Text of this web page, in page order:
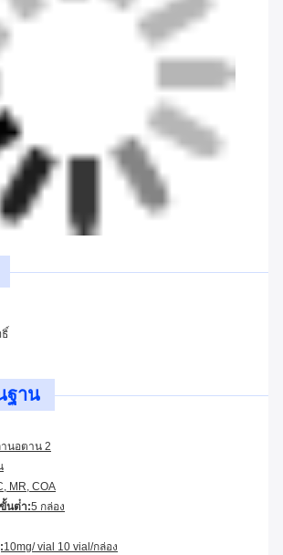
ธิ์
ฐาน
านอตาน 2
MR, COA
นต่ํา:5 กล่อง
10mg/ vial 10 vial/กล่อง